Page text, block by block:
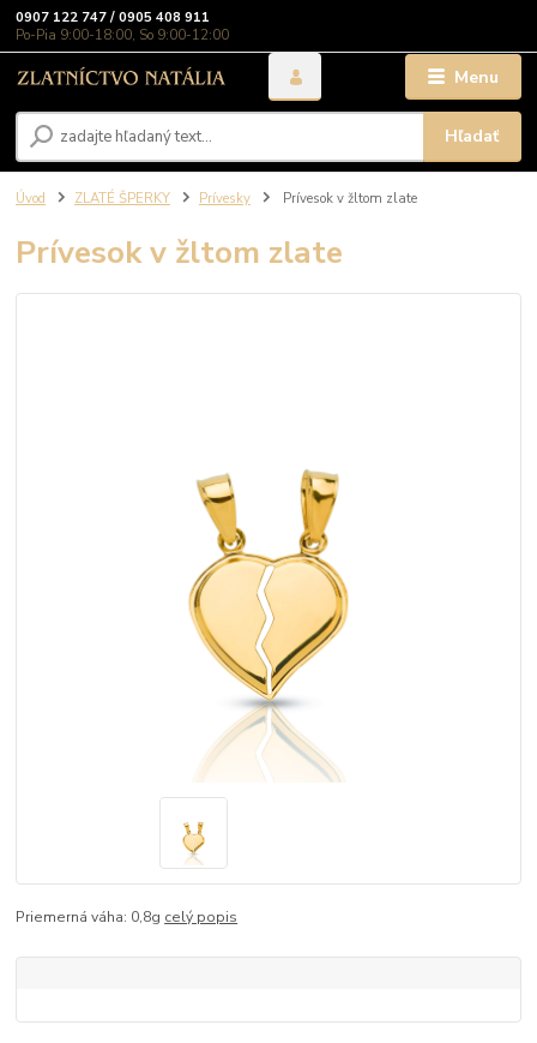
Menu
Hľadať
0907 122 747 / 0905 408 911
Po-Pia 9:00-18:00, So 9:00-12:00
Úvod ZLATÉ ŠPERKY Prívesky Prívesok v žltom zlate
Prívesok v žltom zlate
Priemerná váha: 0,8g celý popis